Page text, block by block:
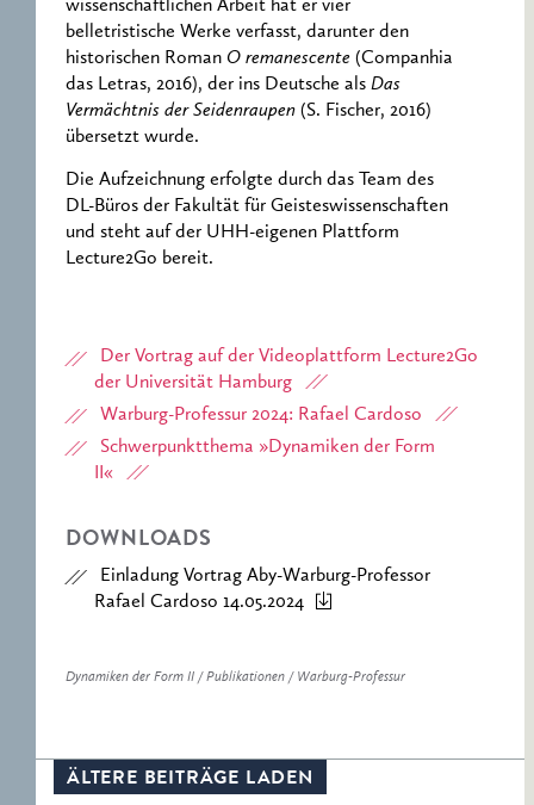
wissenschaftlichen Arbeit hat er vier
belletristische Werke verfasst, darunter den
historischen Roman O remanescente (Companhia
das Letras, 2016), der ins Deutsche als Das
Vermächtnis der Seidenraupen (S. Fischer, 2016)
übersetzt wurde.
Die Aufzeichnung erfolgte durch das Team des
DL-Büros der Fakultät für Geisteswissenschaften
und steht auf der UHH-eigenen Plattform
Lecture2Go bereit.
Der Vortrag auf der Videoplattform Lecture2Go
der Universität Hamburg
Warburg-Professur 2024: Rafael Cardoso
Schwerpunktthema »Dynamiken der Form
II«
DOWNLOADS
Einladung Vortrag Aby-Warburg-Professor
Rafael Cardoso 14.05.2024
Dynamiken der Form II / Publikationen / Warburg-Professur
ÄLTERE BEITRÄGE LADEN